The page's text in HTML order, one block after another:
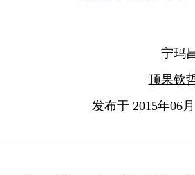
宁玛
顶果钦
发布于 2015年06